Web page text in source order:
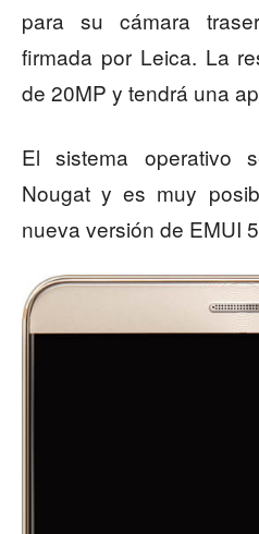
para su cámara
firmada por Leica. La
de 20MP y tendrá una
El sistema operativo
Nougat y es muy
nueva versión de EMUI